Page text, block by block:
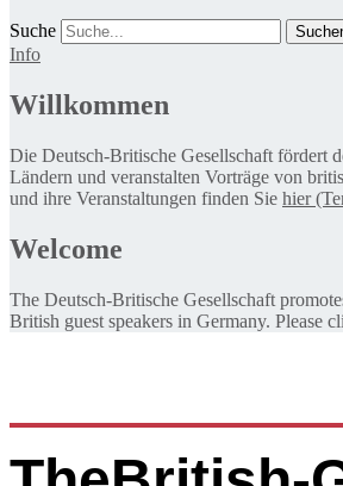
Suche
Info
Willkommen
Die Deutsch-Britische Gesellschaft fördert
Ländern und veranstalten Vorträge von
und ihre Veranstaltungen finden Sie hier
Welcome
The Deutsch-Britische Gesellschaft
British guest speakers in Germany. Please